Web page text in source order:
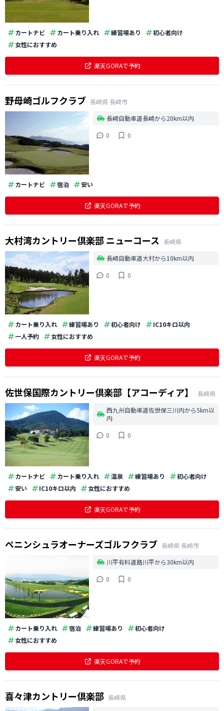
カートナビ カート乗り入れ 練習場あり
初心者向け
女性におすすめ
楽天GORAで予約
野母崎ゴルフクラブ 長崎県 長崎市
長崎自動車道長崎から20km以内
0
0
カートナビ 宿泊 安い
楽天GORAで予約
大村湾カントリー倶楽部 ニューコース 長崎県
長崎自動車道大村から10km以内
0
0
カート乗り入れ 練習場あり 初心者向け
IC10キロ以内
一人予約
女性におすすめ
楽天GORAで予約
佐世保国際カントリー倶楽部【アコーディア】
長崎県
西九州自動車道佐世保三川内から5km以
内
0
0
カートナビ カート乗り入れ 温泉 練習場あり
初心者向け
安い
IC10キロ以内 女性におすすめ
楽天GORAで予約
ペニンシュラオーナーズゴルフクラブ 長崎県 長崎市
川平有料道路川平から30km以内
0
0
カート乗り入れ 宿泊 練習場あり
初心者向け
女性におすすめ
楽天GORAで予約
喜々津カントリー倶楽部 長崎県